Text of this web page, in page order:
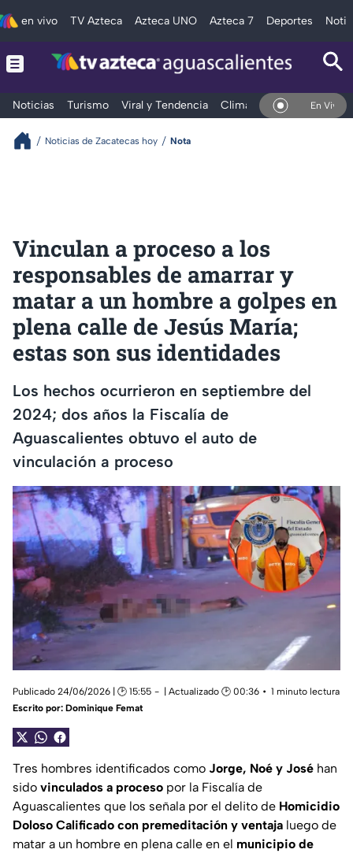
en vivo TV Azteca Azteca UNO Azteca 7 Deportes
Noticias Turismo Viral y Tendencia Clima Deportes En Vivo
Noticias de Zacatecas hoy Nota
Vinculan a proceso a los
responsables de amarrar y
matar a un hombre a golpes en
plena calle de Jesús María;
estas son sus identidades
Los hechos ocurrieron en septiembre del
2024; dos años la Fiscalía de
Aguascalientes obtuvo el auto de
vinculación a proceso
Publicado 24/06/2026 | 🕑 15:55 | Actualizado 🕑 00:36
1 minuto lectura
Escrito por: Dominique Femat
Tres hombres identificados como Jorge, Noé y José han
sido vinculados a proceso por la Fiscalía de
Aguascalientes que los señala por el delito de Homicidio
Doloso Calificado con premeditación y ventaja luego de
matar a un hombre en plena calle en el municipio de